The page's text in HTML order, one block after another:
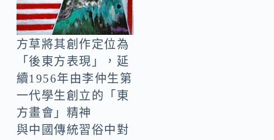
方草將其創作定位為
「後東方表現」，延
續1956年由李仲生第
一代學生創立的「東
方畫會」精神
與中國傳統習俗中對